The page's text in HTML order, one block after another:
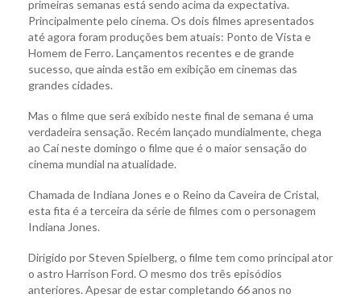
primeiras semanas está sendo acima da expectativa.
Principalmente pelo cinema. Os dois filmes apresentados
até agora foram produções bem atuais: Ponto de Vista e
Homem de Ferro. Lançamentos recentes e de grande
sucesso, que ainda estão em exibição em cinemas das
grandes cidades.
Mas o filme que será exibido neste final de semana é uma
verdadeira sensação. Recém lançado mundialmente, chega
ao Caí neste domingo o filme que é o maior sensação do
cinema mundial na atualidade.
Chamada de Indiana Jones e o Reino da Caveira de Cristal,
esta fita é a terceira da série de filmes com o personagem
Indiana Jones.
Dirigido por Steven Spielberg, o filme tem como principal ator
o astro Harrison Ford. O mesmo dos três episódios
anteriores. Apesar de estar completando 66 anos no